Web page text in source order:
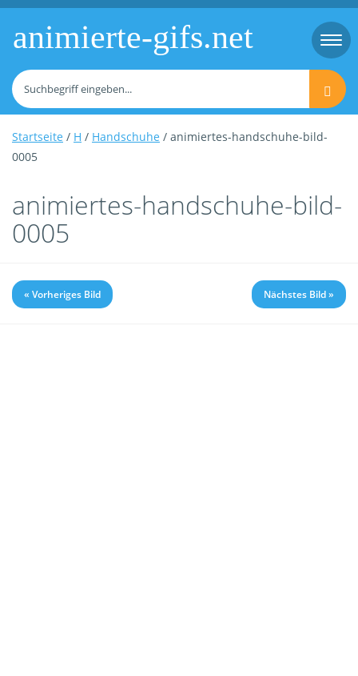
animierte-gifs.net
Startseite / H / Handschuhe / animiertes-handschuhe-bild-
0005
animiertes-handschuhe-bild-
0005
« Vorheriges Bild Nächstes Bild »